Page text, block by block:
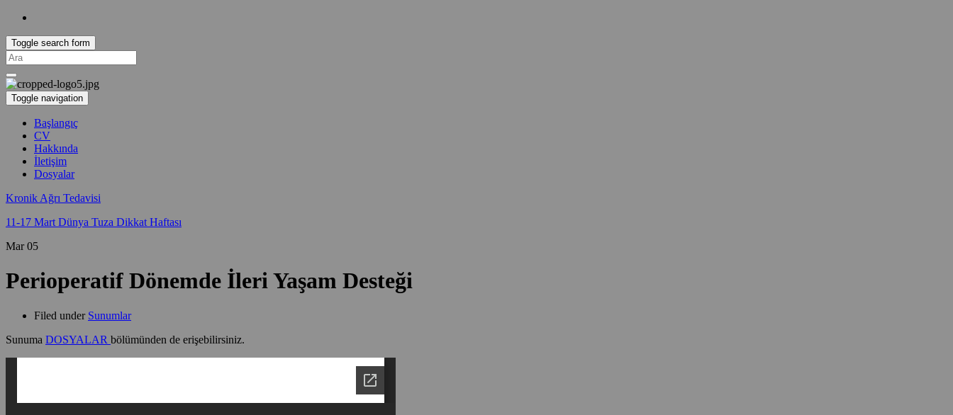
Toggle search form
Search
for:
Toggle navigation
Başlangıç
CV
Hakkında
İletişim
Dosyalar
Kronik Ağrı Tedavisi
11-17 Mart Dünya Tuza Dikkat Haftası
Mar 05
Perioperatif Dönemde İleri Yaşam Desteği
Filed under Sunumlar
Sunuma DOSYALAR bölümünden de erişebilirsiniz.